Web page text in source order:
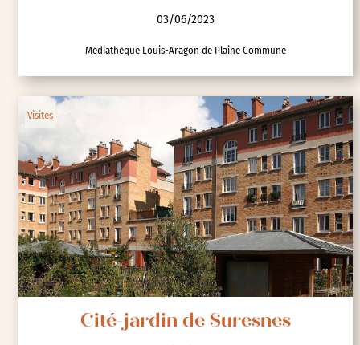
03/06/2023
Médiathèque Louis-Aragon de Plaine Commune
Visites
Cité-jardin de Suresnes